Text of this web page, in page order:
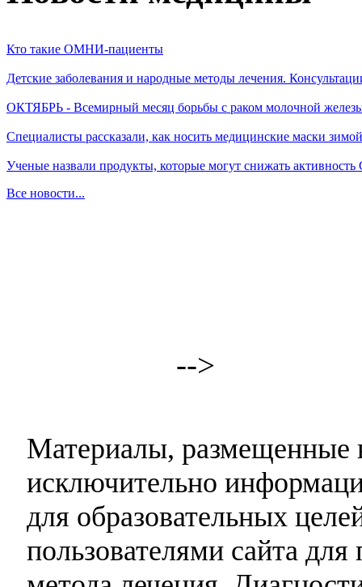
Кто такие ОМНИ-пациенты
Детские заболевания и народные методы лечения.
ОКТЯБРЬ - Всемирный месяц борьбы с раком молочной
Специалисты рассказали, как носить медицинские маски зимой
Ученые назвали продукты, которые могут снижать
Все новости...
-->
Материалы, размещенные
исключительно
для образовательных
пользователями сайта